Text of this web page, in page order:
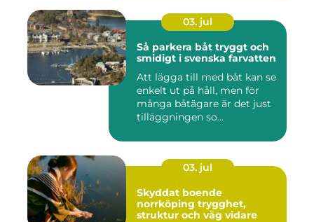
03. jul
Så parkera båt tryggt och
smidigt i svenska farvatten
Att lägga till med båt kan se
enkelt ut på håll, men för
många båtägare är det just
tilläggningen so...
03. jul
Skyddat boende
norrköping trygghet,
struktur och väg vidare